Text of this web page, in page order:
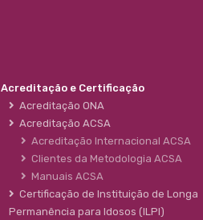
Acreditação e Certificação
Acreditação ONA
Acreditação ACSA
Acreditação Internacional ACSA
Clientes da Metodologia ACSA
Manuais ACSA
Certificação de Instituição de Longa
Permanência para Idosos (ILPI)